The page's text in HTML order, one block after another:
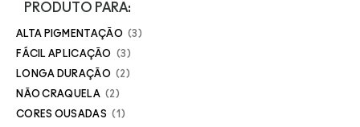
PRODUTO PARA:
ALTA PIGMENTAÇÃO 3
FÁCIL APLICAÇÃO 3
LONGA DURAÇÃO 2
NÃO CRAQUELA 2
CORES OUSADAS 1